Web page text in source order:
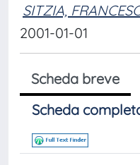
SITZIA,
2001-01-01
Scheda breve
Scheda